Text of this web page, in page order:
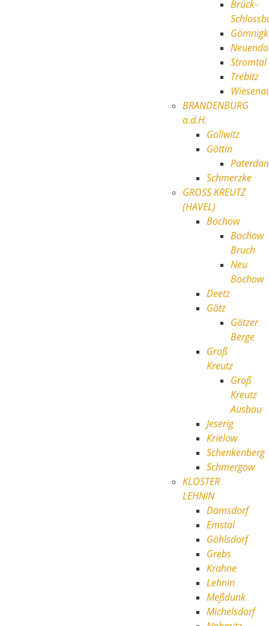
Brück-
Gömnigk
Stromtal
Trebitz
BRANDENBURG
a.d.H.
Gollwitz
Göttin
Schmerzke
GROSS KREUTZ
(HAVEL)
Bochow
Bochow
Bruch
Neu
Bochow
Deetz
Götz
Götzer
Berge
Groß
Kreutz
Groß
Kreutz
Ausbau
Jeserig
Krielow
Schenkenberg
Schmergow
KLOSTER
LEHNIN
Damsdorf
Emstal
Göhlsdorf
Grebs
Krahne
Lehnin
Meßdunk
Michelsdorf